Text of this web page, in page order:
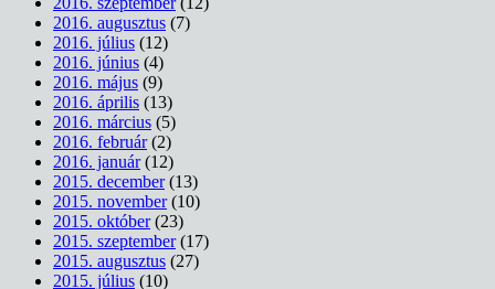
2016. augusztus (7)
2016. július (12)
2016. június (4)
2016. május (9)
2016. április (13)
2016. március (5)
2016. február(2)
2016. január(12)
2015. december(13)
2015. november(10)
2015. október(23)
2015. szeptember(17)
2015. augusztus (27)
2015. július (10)